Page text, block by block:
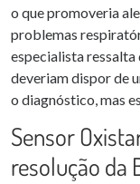
o que promoveria
problemas
especialista
deveriam dispor de
o diagnóstico, mas
Sensor
resolução da